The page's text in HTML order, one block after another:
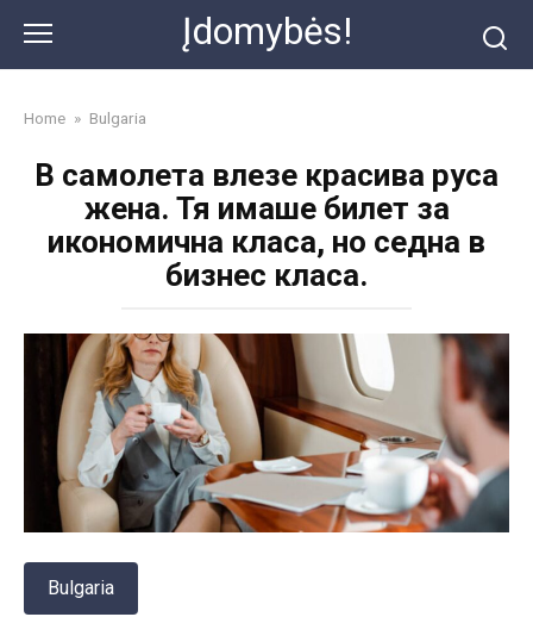
content
Įdomybės!
Home » Bulgaria
В самолета влезе красива руса
жена. Тя имаше билет за
икономична класа, но седна в
бизнес класа.
Bulgaria